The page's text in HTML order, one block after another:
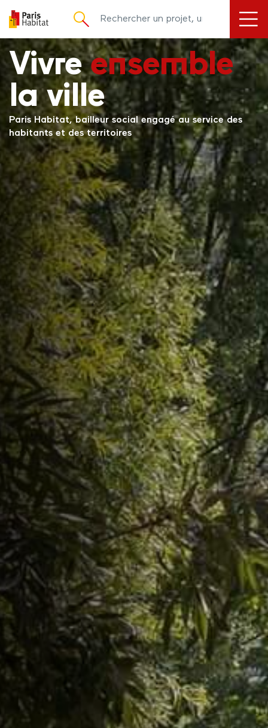
principal
Vivreensemble
la ville
Paris Habitat, bailleur social engagé au service des
habitants et des territoires